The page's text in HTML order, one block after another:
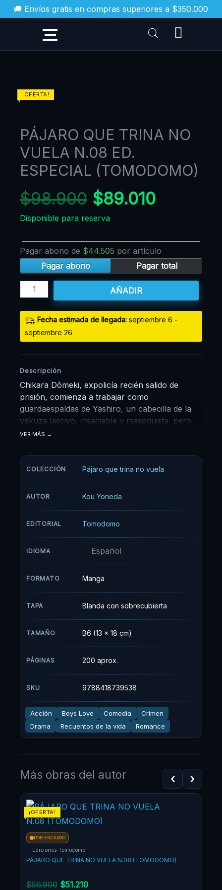
🚚 Envíos gratis en compras superiores a $350.000
al
¡OFERTA!
PÁJARO QUE TRINA NO
VUELA N.08 ED.
ESPECIAL (TOMODOMO)
$98.900
original
era:
$98.900.
$89.010
actual
es:
Disponible para reserva
Pagar abono de $44.505 por artículo
Pagar abono
Pagar total
PÁJARO
QUE
NO
VUELA
N.08
ED.
ESPECIAL
(TOMODOMO)
cantidad
AÑADIR
Fecha estimada de llegada: septiembre 6 -
septiembre 26
Descripción
Chikara Dômeki, expolicía recién salido de
prisión, comienza a trabajar como
guardaespaldas de Yashiro, un cabecilla de la
yakuza lascivo, insaciable y masoquista, pero
con una gran habilidad para hacer dinero.
relaciones con sus inferiores, pero, por alguna
razón, se siente muy atraído por Dômeki. Éste,
agresivos avances, al mismo tiempo que
interés de su jefe hacia él.
VER MÁS
COLECCIÓN Pájaro que trina no vuela
AUTOR Kou Yoneda
EDITORIAL Tomodomo
IDIOMA Español
FORMATO Manga
TAPA Blanda con sobrecubierta
TAMAÑO B6 (13 x 18 cm)
PÁGINAS 200 aprox.
SKU 9788418739538
Acción Boys Love Comedia
Crimen
Drama
Recuentos de la vida Romance
Más obras del autor ‹ ›
¡OFERTA!
POR ENCARGO
Ediciones Tomodomo
PÁJARO QUE TRINA NO VUELA N.08 (TOMODOMO)
$56.900
era:
$56.900.
$51.210
$51.210.